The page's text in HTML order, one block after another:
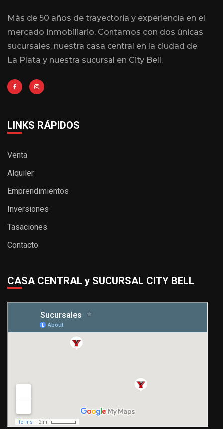
Más de 50 años de trayectoria y experiencia en el
mercado inmobiliario. Contamos con dos únicas
sucursales, nuestra casa central en la ciudad de
La Plata y nuestra sucursal en City Bell.
LINKS RÁPIDOS
Venta
Alquiler
Emprendimientos
Inversiones
Tasaciones
Contacto
CASA CENTRAL y SUCURSAL CITY BELL